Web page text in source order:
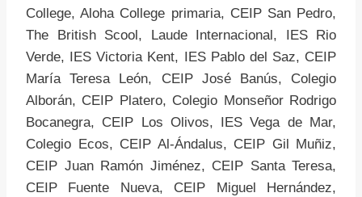
College, Aloha College primaria, CEIP San Pedro,
The British Scool, Laude Internacional, IES Rio
Verde, IES Victoria Kent, IES Pablo del Saz, CEIP
María Teresa León, CEIP José Banús, Colegio
Alborán, CEIP Platero, Colegio Monseñor Rodrigo
Bocanegra, CEIP Los Olivos, IES Vega de Mar,
Colegio Ecos, CEIP Al-Ándalus, CEIP Gil Muñiz,
CEIP Juan Ramón Jiménez, CEIP Santa Teresa,
CEIP Fuente Nueva, CEIP Miguel Hernández,